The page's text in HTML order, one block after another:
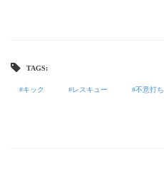
TAGS:
キック レスキュー 不意打ち